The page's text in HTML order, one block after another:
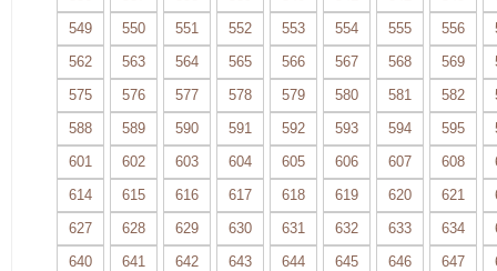
549
550 551 552 553 554 555 556
562
563 564 565 566 567 568 569
575
576 577 578 579 580 581 582
588
589 590 591 592 593 594 595
601
602 603 604 605 606 607 608
614
615 616 617 618 619 620 621
627
628 629 630 631 632 633 634
640
641 642 643 644 645 646 647